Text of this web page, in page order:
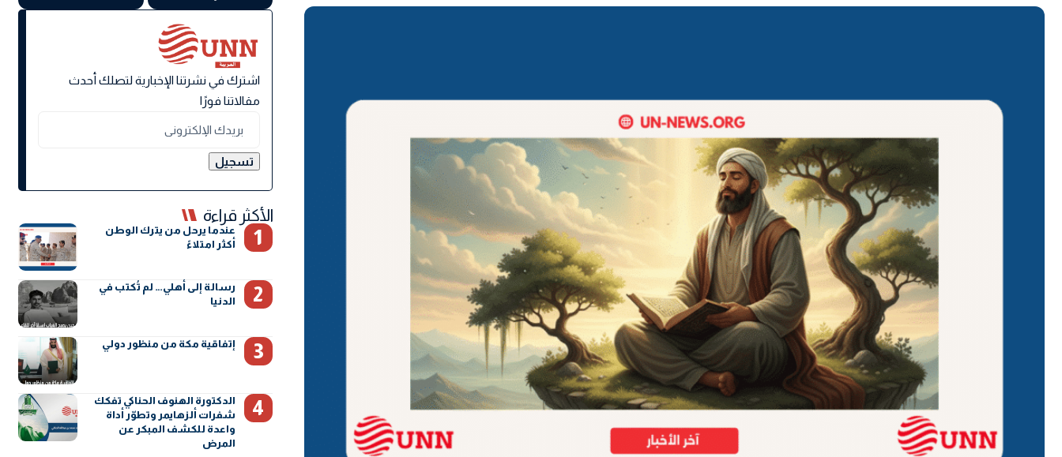
اشترك في نشرتنا الإخبارية لتصلك أحدث
مقالاتنا فورًا
الأكثر قراءة
عندما يرحل من يترك الوطن
أكثر امتلاءً
رسالة إلى أهلي… لم تُكتب في
الدنيا
إتفاقية مكة من منظور دولي
الدكتورة الهنوف الحناكي تفكك
شفرات ألزهايمر وتطوّر أداة
واعدة للكشف المبكر عن
المرض